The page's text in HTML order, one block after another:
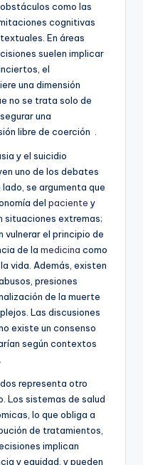
como las
cognitivas
En áreas
suelen implicar
el
una dimensión
no se trata solo de
una
libre de coerción
y el suicidio
uno de los debates
se argumenta que
del paciente y
situaciones extremas;
vulnerar el principio de
de la medicina como
vida. Además, existen
presiones
de la muerte
Las discusiones
existe un consenso
según contextos
representa otro
sistemas de salud
lo que obliga a
de tratamientos,
implican
y equidad, y pueden